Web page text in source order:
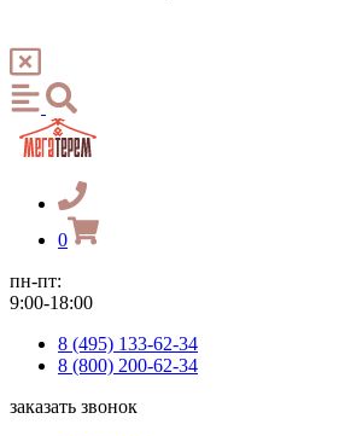
0
пн-пт:
9:00-18:00
8 (495) 133-62-34
8 (800) 200-62-34
заказать звонок